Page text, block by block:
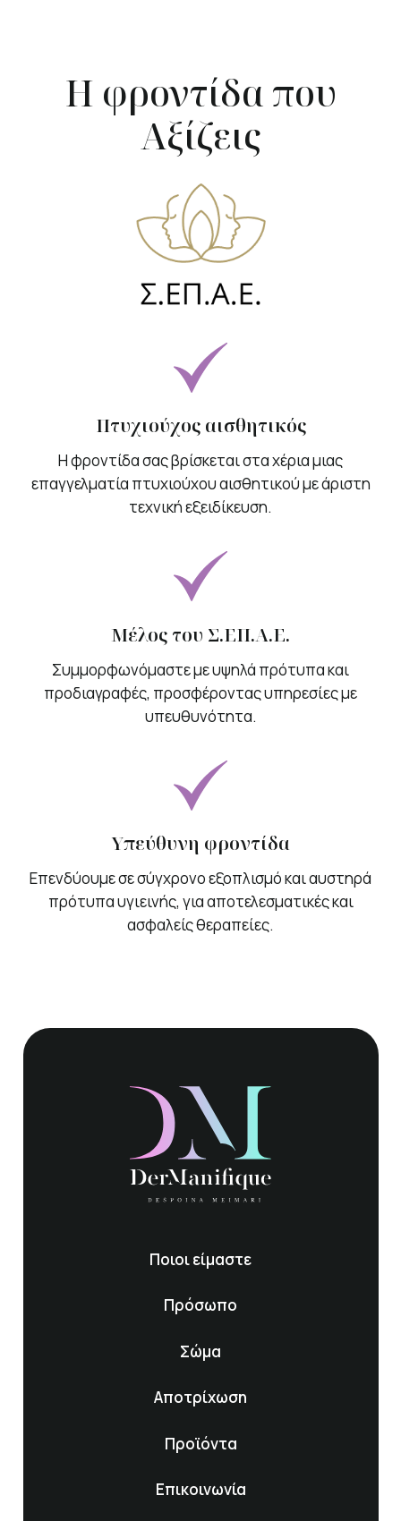
Η φροντίδα που
Αξίζεις
Πτυχιούχος αισθητικός
Η φροντίδα σας βρίσκεται στα χέρια μιας
επαγγελματία πτυχιούχου αισθητικού με άριστη
τεχνική εξειδίκευση.
Μέλος του Σ.ΕΠ.Α.Ε.
Συμμορφωνόμαστε με υψηλά πρότυπα και
προδιαγραφές, προσφέροντας υπηρεσίες με
υπευθυνότητα.
Υπεύθυνη φροντίδα
Επενδύουμε σε σύγχρονο εξοπλισμό και αυστηρά
πρότυπα υγιεινής, για αποτελεσματικές και
ασφαλείς θεραπείες.
Ποιοι είμαστε
Πρόσωπο
Σώμα
Αποτρίχωση
Προϊόντα
Επικοινωνία